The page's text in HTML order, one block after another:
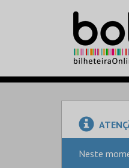
Neste